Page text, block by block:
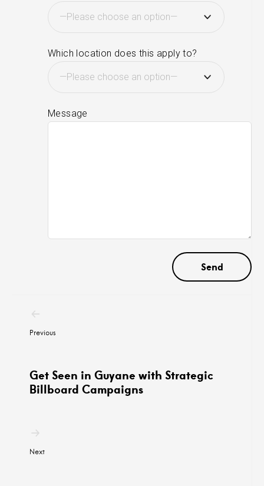
Which location does this apply to?
Message
navigation
Previous
Get Seen in Guyane with Strategic
Billboard Campaigns
Next